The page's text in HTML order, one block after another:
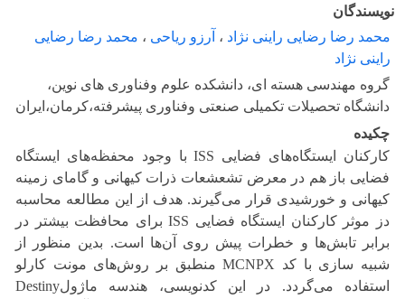
نویسندگان
محمد رضا رضایی راینی نژاد ، آرزو ریاحی ، محمد رضا رضایی
راینی نژاد
گروه مهندسی هسته ای، دانشکده علوم وفناوری های نوین،
دانشگاه تحصیلات تکمیلی صنعتی وفناوری پیشرفته،کرمان،ایران
چکیده
کارکنان ایستگاه‌های فضایی ISS با وجود محفظه‌های ایستگاه
فضایی باز هم در معرض تشعشعات ذرات کیهانی و گامای زمینه
کیهانی و خورشیدی قرار می‌گیرند. هدف از این مطالعه محاسبه
دز موثر کارکنان ایستگاه فضایی ISS برای محافظت بیشتر در
برابر تابش‌ها و خطرات پیش روی آن‌ها است. بدین منظور از
شبیه سازی با کد MCNPX منطبق بر روش‌های مونت کارلو
استفاده می‌گردد. در این کدنویسی، هندسه ماژولDestiny